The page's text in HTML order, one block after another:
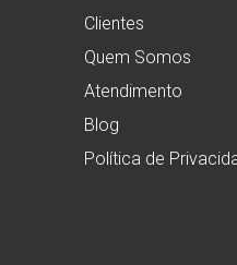
Clientes
Quem Somos
Atendimento
Blog
Política de